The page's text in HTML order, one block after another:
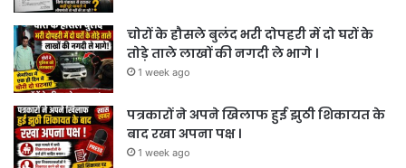
चोरों के हौसले बुलंद भरी दोपहरी में दो घरों के
तोड़े ताले लाखों की नगदी ले भागे ।
1 week ago
पत्रकारों ने अपने खिलाफ हुई झुठी शिकायत के
बाद रखा अपना पक्ष ।
1 week ago